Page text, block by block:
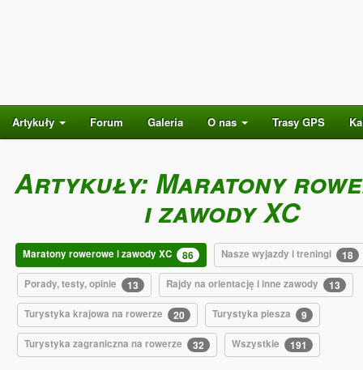
Artykuły Forum Galeria O nas Trasy GPS
Artykuły: Maratony
i zawody XC
Maratony rowerowe i zawody XC 86 Nasze wyjazdy i treningi 18
Porady, testy, opinie 13 Rajdy na orientację i inne zawody 13
Turystyka krajowa na rowerze 20 Turystyka piesza 9
Turystyka zagraniczna na rowerze 32 Wszystkie 191